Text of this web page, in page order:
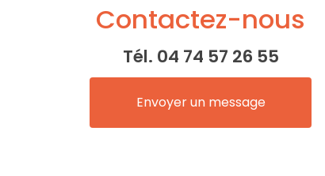
Contactez-nous
Tél. 04 74 57 26 55
Envoyer un message